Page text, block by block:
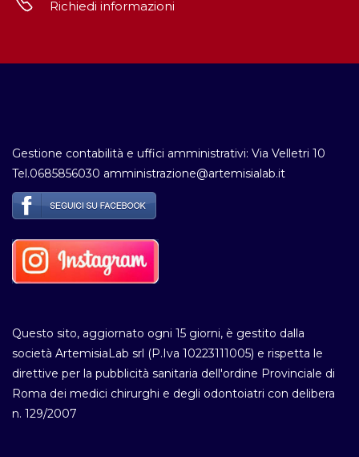
Richiedi informazioni
Gestione contabilità e uffici amministrativi: Via Velletri 10
Tel.0685856030 amministrazione@artemisialab.it
Questo sito, aggiornato ogni 15 giorni, è gestito dalla
società ArtemisiaLab srl (P.Iva 10223111005) e rispetta le
direttive per la pubblicità sanitaria dell'ordine Provinciale di
Roma dei medici chirurghi e degli odontoiatri con delibera
n. 129/2007